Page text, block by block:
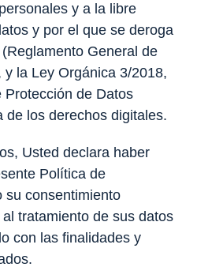
y a la libre
y por el que se deroga
General de
la Ley Orgánica 3/2018,
de Datos
de los derechos digitales.
Usted declara haber
Política de
su consentimiento
tratamiento de sus datos
con las finalidades y